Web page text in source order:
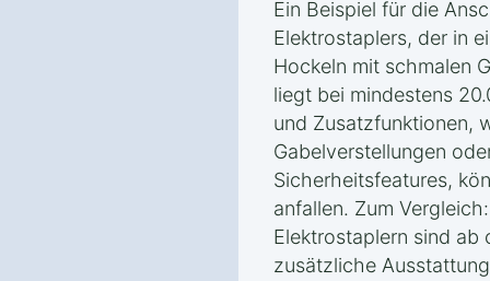
Ein Beispiel für die
Elektrostaplers, der in
Hockeln mit schmalen
liegt bei mindestens
und Zusatzfunktionen,
Gabelverstellungen
Sicherheitsfeatures,
anfallen. Zum
Elektrostaplern sind
zusätzliche